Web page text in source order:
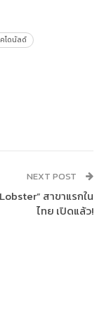
ซื้อสะสมสูงสุด
มีการเติบโตอย่าง
แบรนด์ที่สร้าง
ด์เป็น Business
กแบรนด์ด้วยดีเสมอ
ส่วนสำคัญในการ
ฟิช จำนวน 50,000
อิ่มฟรีกันแบบไม่มี
ของแมคดิลิเวอรี่
ๆ อีกมากมาย รวม
ที่มียอดซื้อสะสม
โดนัลด์
NEXT POST
สาขาแรกใน
ไทย เปิดแล้ว!